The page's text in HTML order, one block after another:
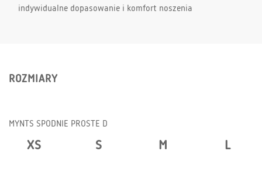
indywidualne dopasowanie i komfort noszenia
ROZMIARY
MYNTS SPODNIE PROSTE D
XS S M L